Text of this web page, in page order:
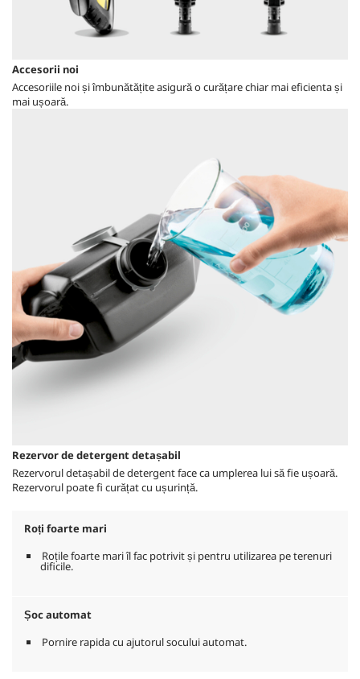
Accesorii noi
Accesoriile noi și îmbunătățite asigură o curățare chiar mai eficienta și
mai ușoară.
Rezervor de detergent detașabil
Rezervorul detașabil de detergent face ca umplerea lui să fie ușoară.
Rezervorul poate fi curățat cu ușurință.
Roți foarte mari
Roțile foarte mari îl fac potrivit și pentru utilizarea pe terenuri
dificile.
Șoc automat
Pornire rapida cu ajutorul socului automat.